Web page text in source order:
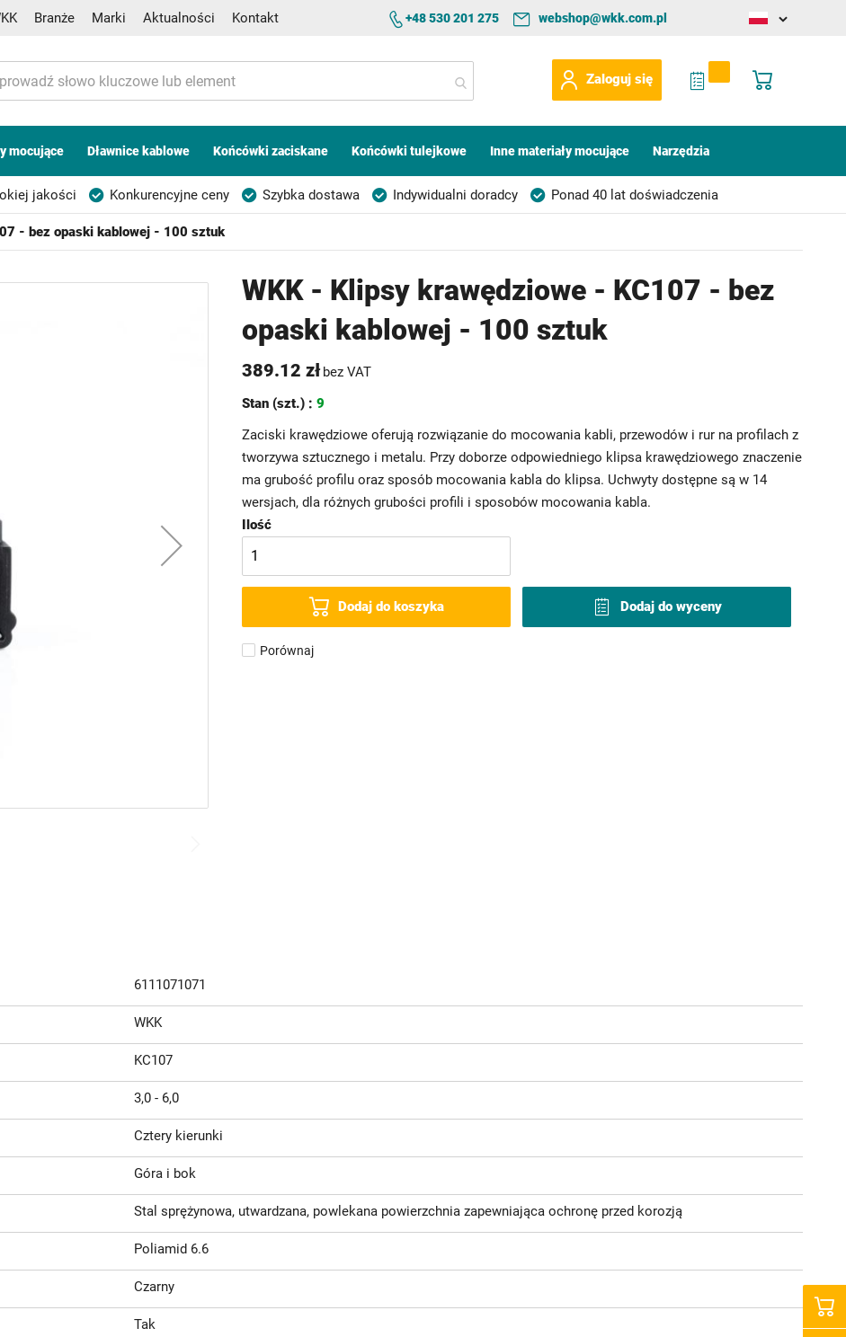
Branże Marki Aktualności Kontakt webshop@wkk.com.pl
+48 530 201 275
Change
Zaloguj się
Mój koszyk
My Quote
mocujące Dławnice kablowe Końcówki zaciskane Końcówki tulejkowe Inne materiały mocujące Narzędzia
jakości Konkurencyjne ceny Szybka dostawa Indywidualni doradcy
Ponad 40 lat doświadczenia
- bez opaski kablowej - 100 sztuk
WKK - Klipsy krawędziowe - KC107 - bez
opaski kablowej - 100 sztuk
389.12 zł bez VAT
Stan (szt.) : 9
Zaciski krawędziowe oferują rozwiązanie do mocowania kabli, przewodów i rur na profilach z
tworzywa sztucznego i metalu. Przy doborze odpowiedniego klipsa krawędziowego znaczenie
ma grubość profilu oraz sposób mocowania kabla do klipsa. Uchwyty dostępne są w 14
wersjach, dla różnych grubości profili i sposobów mocowania kabla.
Ilość
Dodaj do koszyka Dodaj do wyceny
Porównaj
6111071071
WKK
KC107
3,0 - 6,0
Cztery kierunki
Góra i bok
Stal sprężynowa, utwardzana, powlekana powierzchnia zapewniająca ochronę przed korozją
Poliamid 6.6
Czarny
Tak